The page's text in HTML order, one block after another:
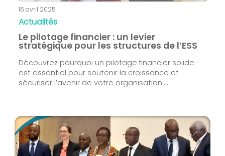
16 avril 2025
Actualités
Le pilotage financier : un levier
stratégique pour les structures de l’ESS
Découvrez pourquoi un pilotage financier solide
est essentiel pour soutenir la croissance et
sécuriser l’avenir de votre organisation....